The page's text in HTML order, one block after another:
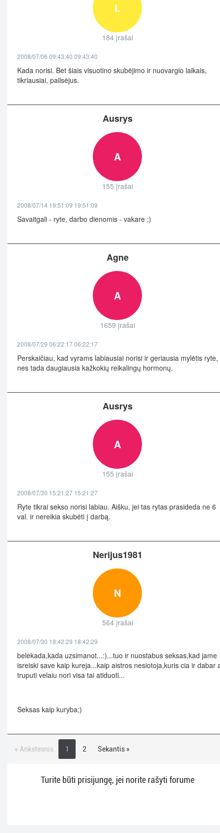
L
184 įrašai
2008/07/06 09:43:40 09:43:40
Kada norisi. Bet šiais visuotino skubėjimo ir nuovargio laikais,
tikriausiai, pailsėjus.
Ausrys
A
155 įrašai
2008/07/14 19:51:09 19:51:09
Savaitgali - ryte, darbo dienomis - vakare ;)
Agne
A
1659 įrašai
2008/07/29 06:22:17 06:22:17
Perskaičiau, kad vyrams labiausiai norisi ir geriausia mylėtis ryte,
nes tada daugiausia kažkokių reikalingų hormonų.
Ausrys
A
155 įrašai
2008/07/30 15:21:27 15:21:27
Ryte tikrai sekso norisi labiau. Aišku, jei tas rytas prasideda ne 6
val. ir nereikia skubėti į darbą.
Nerijus1981
N
564 įrašai
2008/07/30 18:42:29 18:42:29
belekada,kada uzsimanot...:)...tuo ir nuostabus seksas,kad jame
isreiski save kaip kureja...kaip aistros nesiotoja,kuris cia ir dabar
truputi velaiu nori visa tai atiduoti...
Seksas kaip kuryba;)
« Ankstesnis 1 2 Sekantis »
Turite būti prisijungę, jei norite rašyti forume